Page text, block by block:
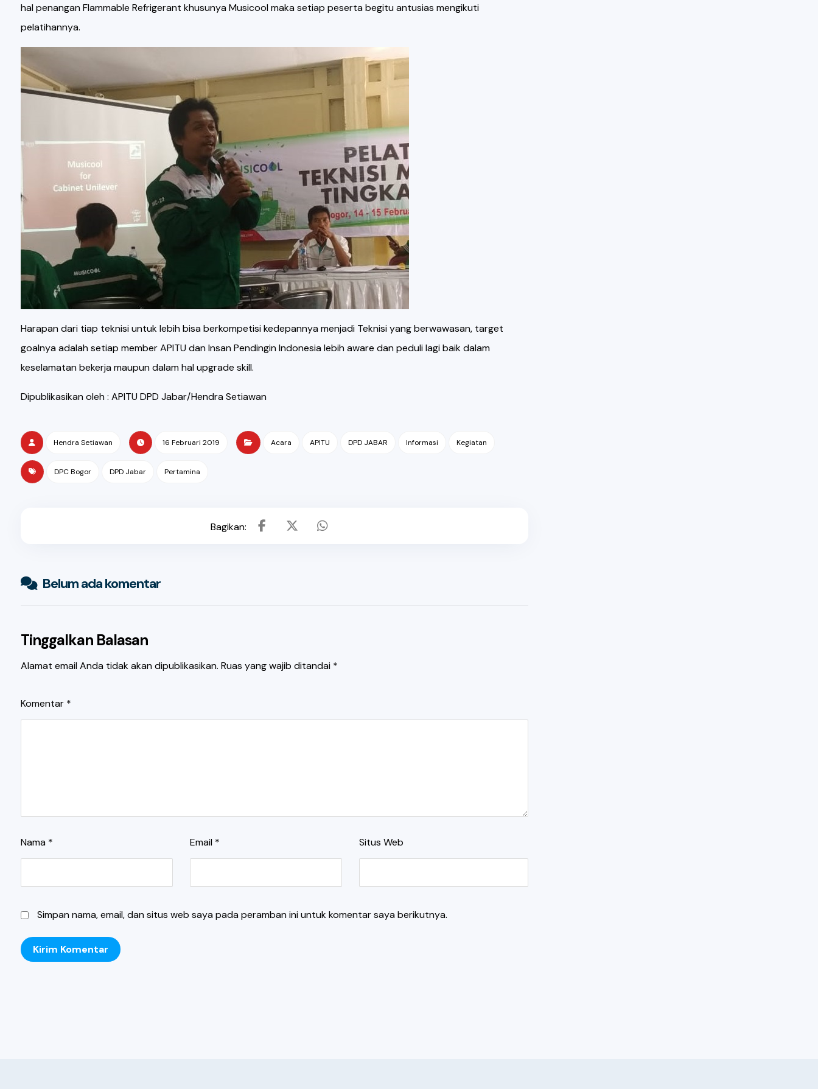
hal penangan Flammable Refrigerant khusunya Musicool maka setiap peserta begitu antusias mengikuti
pelatihannya.
Harapan dari tiap teknisi untuk lebih bisa berkompetisi kedepannya menjadi Teknisi yang berwawasan, target
goalnya adalah setiap member APITU dan Insan Pendingin Indonesia lebih aware dan peduli lagi baik dalam
keselamatan bekerja maupun dalam hal upgrade skill.
Dipublikasikan oleh : APITU DPD Jabar/Hendra Setiawan
Hendra Setiawan 16 Februari 2019 Acara APITU DPD JABAR Informasi Kegiatan
DPC Bogor DPD Jabar Pertamina
Belum ada komentar
Tinggalkan Balasan
Alamat email Anda tidak akan dipublikasikan. Ruas yang wajib ditandai *
Komentar *
Nama * Email * Situs Web
Simpan nama, email, dan situs web saya pada peramban ini untuk komentar saya berikutnya.
Kirim Komentar